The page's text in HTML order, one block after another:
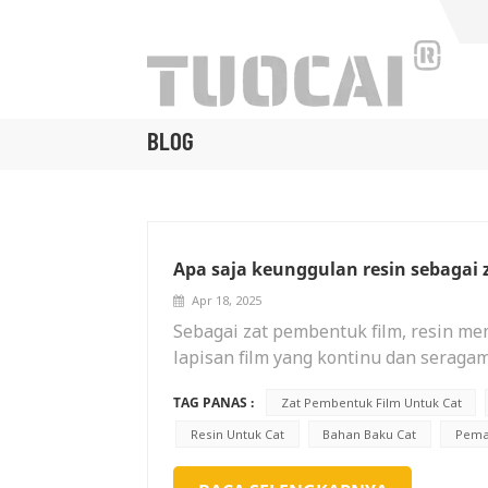
BLOG
Apa saja keunggulan resin
Apr 18, 2025
Sebagai zat pembentuk film, resin
lapisan film yang kontinu dan
yang baik terhadap zat kimia seperti
pakai objek yang dilindungi di
dari sebagian besar resin memiliki
TAG PANAS : Zat Pembentuk Film Untuk Cat
Resin Untuk Cat
Bahan Baku Cat